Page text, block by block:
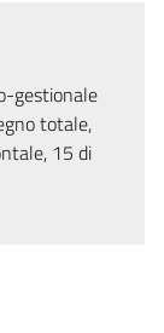
gestionale
totale,
15 di